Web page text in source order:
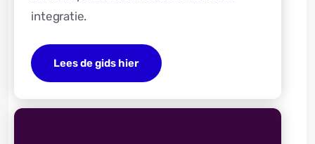
integratie.
Lees de gids hier